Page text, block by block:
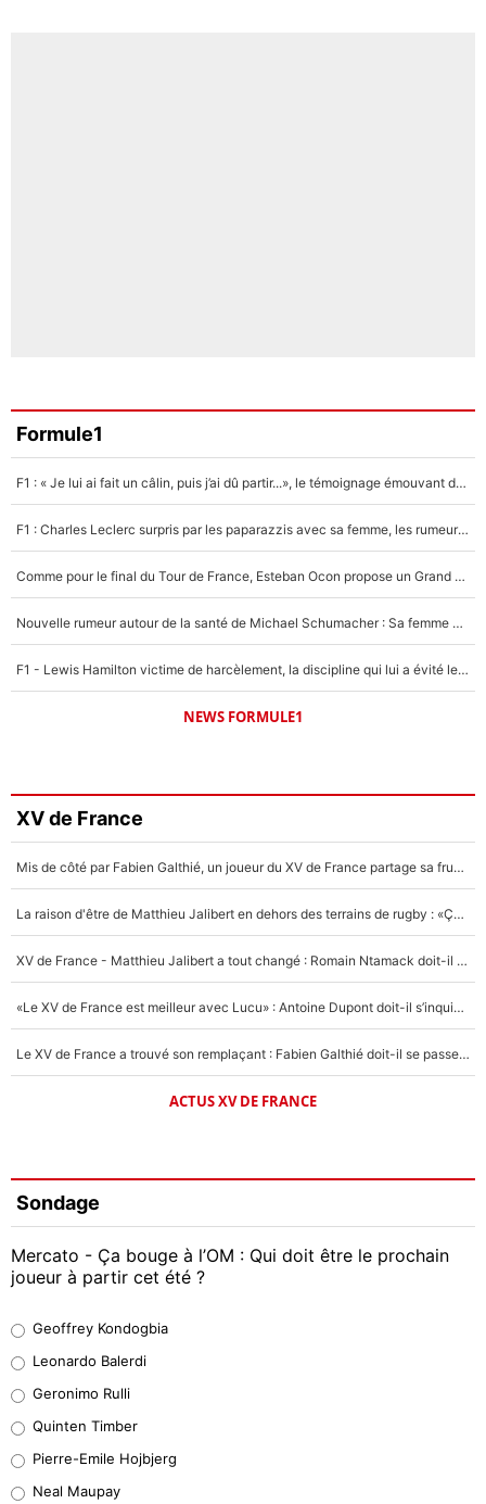
Formule1
F1 : « Je lui ai fait un câlin, puis j’ai dû partir...», le témoignage émouvant de Max Verstappen sur sa fille
F1 : Charles Leclerc surpris par les paparazzis avec sa femme, les rumeurs étaient vraies !
Comme pour le final du Tour de France, Esteban Ocon propose un Grand Prix de Formule 1 à Paris : «Autour de l’Arc de Triomphe, ce serait génial» !
Nouvelle rumeur autour de la santé de Michael Schumacher : Sa femme Corinna sort du silence
F1 - Lewis Hamilton victime de harcèlement, la discipline qui lui a évité le pire : «J'aurais probablement mal tourné»
NEWS FORMULE1
XV de France
Mis de côté par Fabien Galthié, un joueur du XV de France partage sa frustration : «ils ne me l’ont pas dit tout de suite»
La raison d'être de Matthieu Jalibert en dehors des terrains de rugby : «Ça m'atteint autant que si tu touches à un membre de ma famille»
XV de France - Matthieu Jalibert a tout changé : Romain Ntamack doit-il s’inquiéter pour sa place à un an de la Coupe du monde ?
«Le XV de France est meilleur avec Lucu» : Antoine Dupont doit-il s’inquiéter pour sa place ?
Le XV de France a trouvé son remplaçant : Fabien Galthié doit-il se passer d'Antoine Dupont ?
ACTUS XV DE FRANCE
Sondage
Mercato - Ça bouge à l’OM : Qui doit être le prochain
joueur à partir cet été ?
38%
32%
5%
Geoffrey Kondogbia
Leonardo Balerdi
Geronimo Rulli
Quinten Timber
Pierre-Emile Hojbjerg
Neal Maupay